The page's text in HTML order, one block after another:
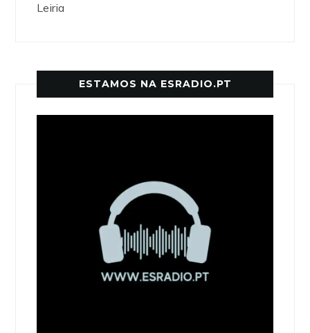
Leiria
ESTAMOS NA ESRADIO.PT